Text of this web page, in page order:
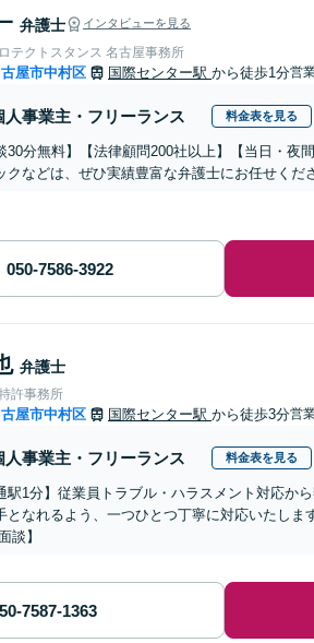
弁護士 インタビューを見る
テクトスタンス 名古屋事務所
屋市中村区 国際センター駅 から徒歩1分営
人事業主・フリーランス 料金表を見る
30分無料】【法律顧問200社以上】【当日・
クなどは、ぜひ実績豊富な弁護士にお任せくだ
弁護士
許事務所
屋市中村区 国際センター駅 から徒歩3分営
人事業主・フリーランス 料金表を見る
駅1分】従業員トラブル・ハラスメント対応か
となれるよう、一つひとつ丁寧に対応いたし
談】